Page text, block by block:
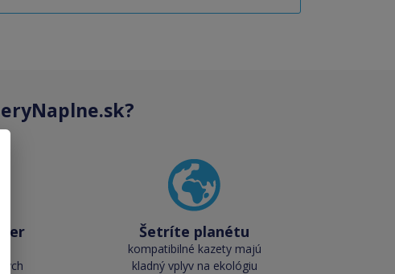
Šetríte planétu
kompatibilné kazety majú
kladný vplyv na ekológiu